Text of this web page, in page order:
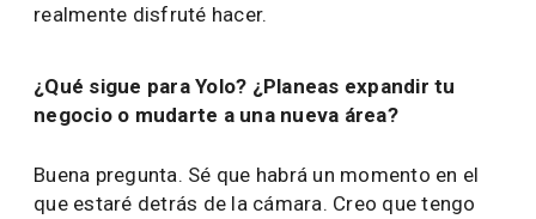
realmente disfruté hacer.
¿Qué sigue para Yolo? ¿Planeas expandir tu
negocio o mudarte a una nueva área?
Buena pregunta. Sé que habrá un momento en el
que estaré detrás de la cámara. Creo que tengo